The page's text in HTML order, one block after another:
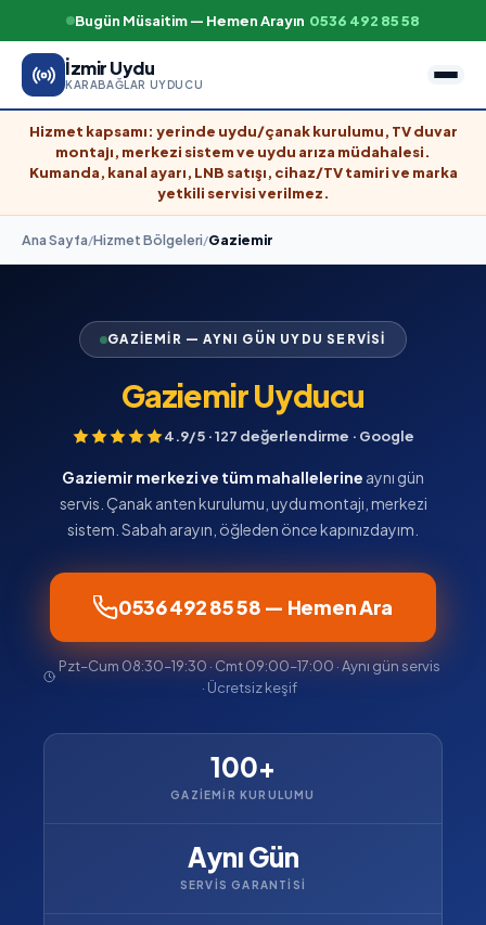
Bugün Müsaitim — Hemen Arayın 0536 492 85 58
İzmir Uydu
KARABAĞLAR UYDUCU
Hizmet kapsamı: yerinde uydu/çanak kurulumu, TV duvar
montajı, merkezi sistem ve uydu arıza müdahalesi.
Kumanda, kanal ayarı, LNB satışı, cihaz/TV tamiri ve marka
yetkili servisi verilmez.
Ana Sayfa/Hizmet Bölgeleri/Gaziemir
GAZIEMIR — AYNI GÜN UYDU SERVISI
Gaziemir Uyducu
4.9/5 · 127 değerlendirme · Google
Gaziemir merkezi ve tüm mahallelerine aynı gün
servis. Çanak anten kurulumu, uydu montajı, merkezi
sistem. Sabah arayın, öğleden önce kapınızdayım.
0536 492 85 58 — Hemen Ara
Pzt–Cum 08:30–19:30 · Cmt 09:00–17:00 · Aynı gün servis
· Ücretsiz keşif
100+
GAZIEMIR KURULUMU
Aynı Gün
SERVIS GARANTISI